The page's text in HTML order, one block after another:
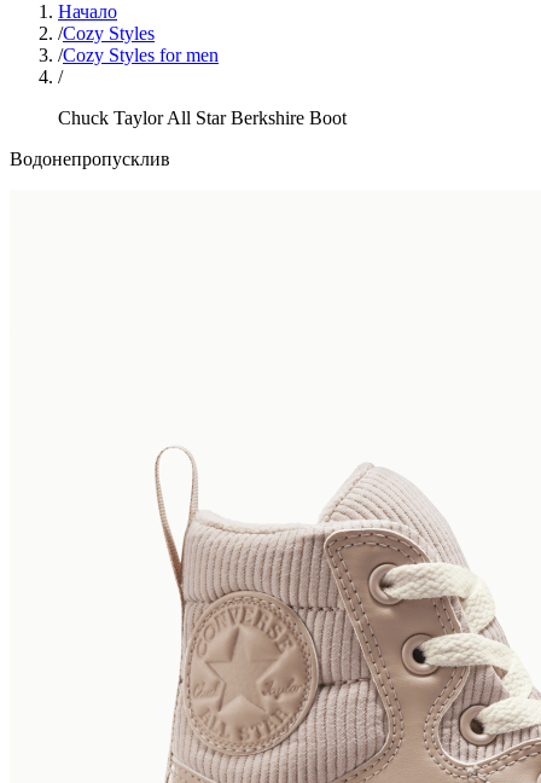
Начало
/Cozy Styles
/Cozy Styles for men
/
Chuck Taylor All Star Berkshire Boot
Водонепропусклив